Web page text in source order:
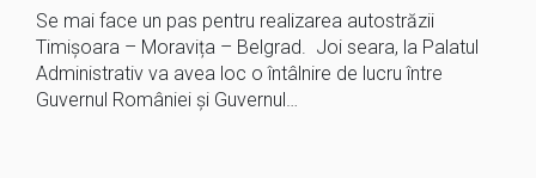
Se mai face un pas pentru realizarea autostrăzii
Timișoara – Moravița – Belgrad. Joi seara, la Palatul
Administrativ va avea loc o întâlnire de lucru între
Guvernul României și Guvernul…